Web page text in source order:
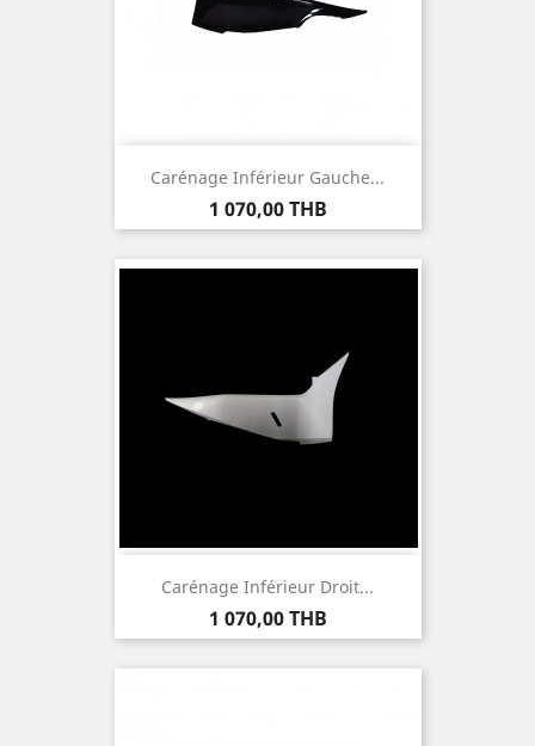
Carénage Inférieur Gauche...
Prix
1 070,00 THB
Carénage Inférieur Droit...
Prix
1 070,00 THB